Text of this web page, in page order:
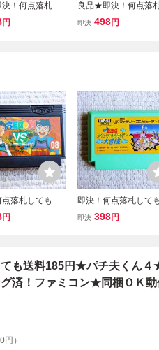
！何点落札し
185円★ ミシ
円
良品★即決！何点落
ても送料185円★SD
即決 498円
点落札しても送
六三四の
円
即決！何点落札して
料185円★西遊記スー
Ｋ動作OK
即決 398円
ても送料185円★パチ夫くん
済！ファミコン★同梱ＯＫ動
円）